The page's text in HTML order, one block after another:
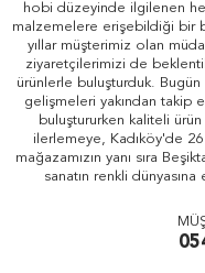
hobi düzeyinde ilgilenen
malzemelere erişebildiği bir
yıllar müşterimiz olan
ziyaretçilerimizi de
ürünlerle buluşturduk.
gelişmeleri yakından takip
buluştururken kaliteli
ilerlemeye, Kadıköy'de 26
mağazamızın yanı sıra
sanatın renkli